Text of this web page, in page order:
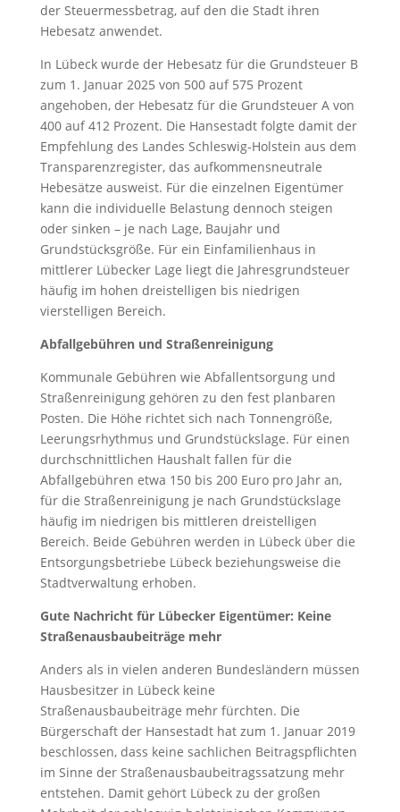
der Steuermessbetrag, auf den die Stadt ihren
Hebesatz anwendet.
In Lübeck wurde der Hebesatz für die Grundsteuer B
zum 1. Januar 2025 von 500 auf 575 Prozent
angehoben, der Hebesatz für die Grundsteuer A von
400 auf 412 Prozent. Die Hansestadt folgte damit der
Empfehlung des Landes Schleswig-Holstein aus dem
Transparenzregister, das aufkommensneutrale
Hebesätze ausweist. Für die einzelnen Eigentümer
kann die individuelle Belastung dennoch steigen
oder sinken – je nach Lage, Baujahr und
Grundstücksgröße. Für ein Einfamilienhaus in
mittlerer Lübecker Lage liegt die Jahresgrundsteuer
häufig im hohen dreistelligen bis niedrigen
vierstelligen Bereich.
Abfallgebühren und Straßenreinigung
Kommunale Gebühren wie Abfallentsorgung und
Straßenreinigung gehören zu den fest planbaren
Posten. Die Höhe richtet sich nach Tonnengröße,
Leerungsrhythmus und Grundstückslage. Für einen
durchschnittlichen Haushalt fallen für die
Abfallgebühren etwa 150 bis 200 Euro pro Jahr an,
für die Straßenreinigung je nach Grundstückslage
häufig im niedrigen bis mittleren dreistelligen
Bereich. Beide Gebühren werden in Lübeck über die
Entsorgungsbetriebe Lübeck beziehungsweise die
Stadtverwaltung erhoben.
Gute Nachricht für Lübecker Eigentümer: Keine
Straßenausbaubeiträge mehr
Anders als in vielen anderen Bundesländern müssen
Hausbesitzer in Lübeck keine
Straßenausbaubeiträge mehr fürchten. Die
Bürgerschaft der Hansestadt hat zum 1. Januar 2019
beschlossen, dass keine sachlichen Beitragspflichten
im Sinne der Straßenausbaubeitragssatzung mehr
entstehen. Damit gehört Lübeck zu der großen